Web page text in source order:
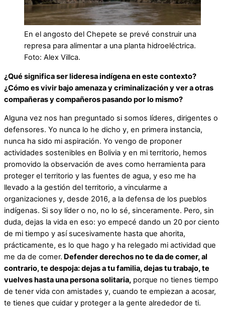
En el angosto del Chepete se prevé construir una
represa para alimentar a una planta hidroeléctrica.
Foto: Alex Villca.
¿Qué significa ser lideresa indígena en este contexto?
¿Cómo es vivir bajo amenaza y criminalización y ver a otras
compañeras y compañeros pasando por lo mismo?
Alguna vez nos han preguntado si somos líderes, dirigentes o
defensores. Yo nunca lo he dicho y, en primera instancia,
nunca ha sido mi aspiración. Yo vengo de proponer
actividades sostenibles en Bolivia y en mi territorio, hemos
promovido la observación de aves como herramienta para
proteger el territorio y las fuentes de agua, y eso me ha
llevado a la gestión del territorio, a vincularme a
organizaciones y, desde 2016, a la defensa de los pueblos
indígenas. Si soy líder o no, no lo sé, sinceramente. Pero, sin
duda, dejas la vida en eso: yo empecé dando un 20 por ciento
de mi tiempo y así sucesivamente hasta que ahorita,
prácticamente, es lo que hago y ha relegado mi actividad que
me da de comer. Defender derechos no te da de comer, al
contrario, te despoja: dejas a tu familia, dejas tu trabajo, te
vuelves hasta una persona solitaria, porque no tienes tiempo
de tener vida con amistades y, cuando te empiezan a acosar,
te tienes que cuidar y proteger a la gente alrededor de ti.